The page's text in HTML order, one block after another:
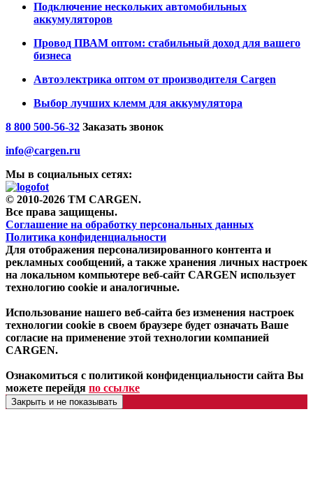
Подключение нескольких автомобильных
аккумуляторов
Провод ПВАМ оптом: стабильный доход для вашего
бизнеса
Автоэлектрика оптом от производителя Cargen
Выбор лучших клемм для аккумулятора
8 800 500-56-32 Заказать звонок
info@cargen.ru
Мы в социальных сетях:
© 2010-2026 TM CARGEN.
Все права защищены.
Соглашение на обработку персональных данных
Политика конфиденциальности
Для отображения персонализированного контента и
рекламных сообщений, а также хранения личных настроек
на локальном компьютере веб-сайт CARGEN использует
технологию cookie и аналогичные.
Использование нашего веб-сайта без изменения настроек
технологии cookie в своем браузере будет означать Ваше
согласие на применение этой технологии компанией
CARGEN.
Ознакомиться с политикой конфиденциальности сайта Вы
можете перейдя по ссылке
Закрыть и не показывать